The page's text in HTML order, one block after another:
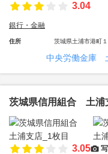
3.04
銀行・金融
住所 茨城県土浦市港町
中央労働金庫
茨城県信用組合 土浦
3.05